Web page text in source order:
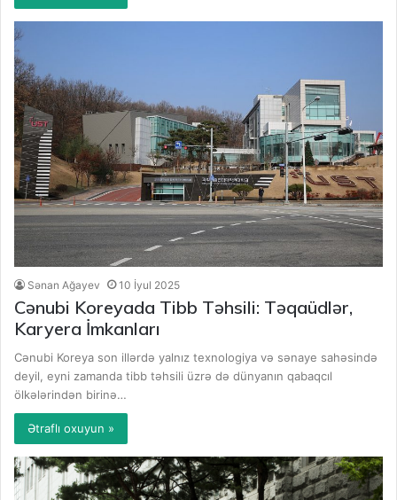
Sənan Ağayev 10 İyul 2025
Cənubi Koreyada Tibb Təhsili: Təqaüdlər,
Karyera İmkanları
Cənubi Koreya son illərdə yalnız texnologiya və sənaye sahəsində
deyil, eyni zamanda tibb təhsili üzrə də dünyanın qabaqcıl
ölkələrindən birinə…
Ətraflı oxuyun »